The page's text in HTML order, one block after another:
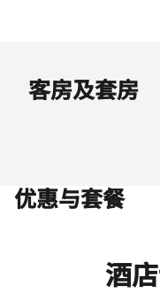
客房及套房
优惠与套餐
酒